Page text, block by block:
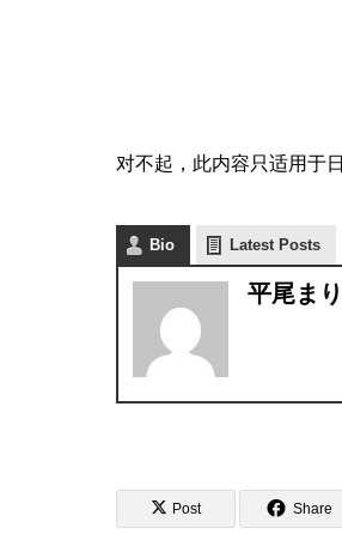
对不起，此内容只适用于
Bio Latest Posts
平尾ま
Post Share